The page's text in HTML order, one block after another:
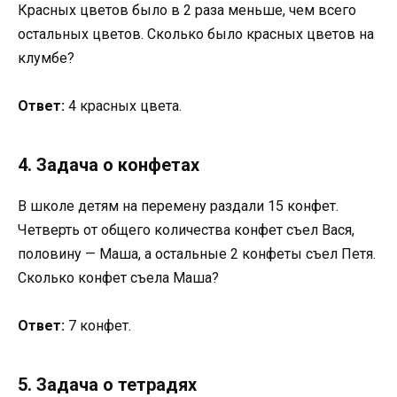
Красных цветов было в 2 раза меньше, чем всего
остальных цветов. Сколько было красных цветов на
клумбе?
Ответ: 4 красных цвета.
4. Задача о конфетах
В школе детям на перемену раздали 15 конфет.
Четверть от общего количества конфет съел Вася,
половину — Маша, а остальные 2 конфеты съел Петя.
Сколько конфет съела Маша?
Ответ: 7 конфет.
5. Задача о тетрадях